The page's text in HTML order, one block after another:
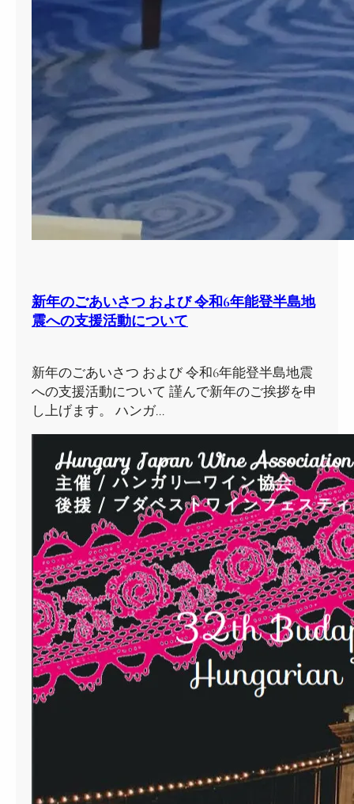
新年のごあいさつ および 令和6年能登半島地
震への支援活動について
新年のごあいさつ および 令和6年能登半島地震
への支援活動について 謹んで新年のご挨拶を申
し上げます。 ハンガ…